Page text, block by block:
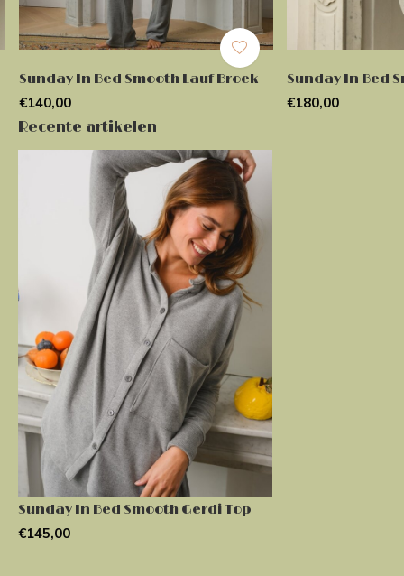
Sunday In Bed Smooth Lauf Broek
€140,00
Sunday In Bed
€180,00
Recente artikelen
Sunday In Bed Smooth Gerdi Top
€145,00